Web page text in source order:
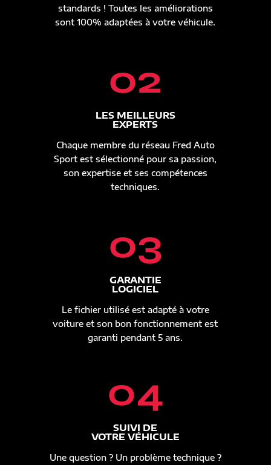
standards ! Toutes les améliorations
sont 100% adaptées à votre véhicule.
02
LES MEILLEURS
EXPERTS
Chaque membre du réseau Fred Auto
Sport est sélectionné pour sa passion,
son expertise et ses compétences
techniques.
03
GARANTIE
LOGICIEL
Le fichier utilisé est adapté à votre
voiture et son bon fonctionnement est
garanti pendant 5 ans.
04
SUIVI DE
VOTRE VÉHICULE
Une question ? Un problème technique ?